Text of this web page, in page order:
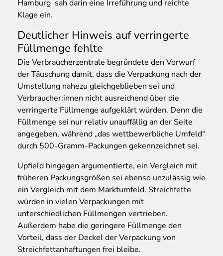
Hamburg sah darin eine Irreführung und reichte
Klage ein.
Deutlicher Hinweis auf verringerte
Füllmenge fehlte
Die Verbraucherzentrale begründete den Vorwurf
der Täuschung damit, dass die Verpackung nach der
Umstellung nahezu gleichgeblieben sei und
Verbraucher:innen nicht ausreichend über die
verringerte Füllmenge aufgeklärt würden. Denn die
Füllmenge sei nur relativ unauffällig an der Seite
angegeben, während „das wettbewerbliche Umfeld“
durch 500-Gramm-Packungen gekennzeichnet sei.
Upfield hingegen argumentierte, ein Vergleich mit
früheren Packungsgrößen sei ebenso unzulässig wie
ein Vergleich mit dem Marktumfeld. Streichfette
würden in vielen Verpackungen mit
unterschiedlichen Füllmengen vertrieben.
Außerdem habe die geringere Füllmenge den
Vorteil, dass der Deckel der Verpackung von
Streichfettanhaftungen frei bleibe.